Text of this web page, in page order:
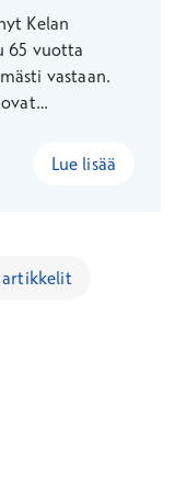
Kelan
65 vuotta
vastaan.
Lue lisää
artikkelit